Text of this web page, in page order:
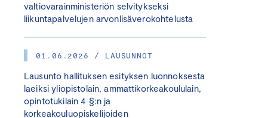
valtiovarainministeriön selvitykseksi
liikuntapalvelujen arvonlisäverokohtelusta
01.06.2026 / LAUSUNNOT
Lausunto hallituksen esityksen luonnoksesta
laeiksi yliopistolain, ammattikorkeakoululain,
opintotukilain 4 §:n ja
korkeakouluopiskelijoiden